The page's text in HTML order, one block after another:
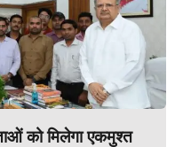
को मिलेगा एकमुश्त